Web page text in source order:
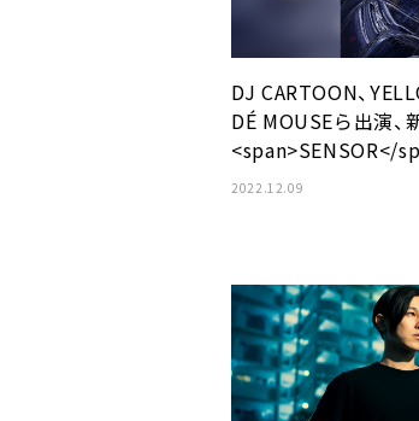
DJ CARTOON、
DÉ MOUSEら出演、
<span>SENSOR</
2022.12.09